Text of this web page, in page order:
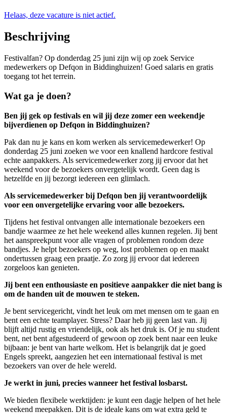
Helaas, deze vacature is niet actief.
Beschrijving
Festivalfan? Op donderdag 25 juni zijn wij op zoek Service
medewerkers op Defqon in Biddinghuizen! Goed salaris en gratis
toegang tot het terrein.
Wat ga je doen?
Ben jij gek op festivals en wil jij deze zomer een weekendje
bijverdienen op Defqon in Biddinghuizen?
Pak dan nu je kans en kom werken als servicemedewerker! Op
donderdag 25 juni zoeken we voor een knallend hardcore festival
echte aanpakkers. Als servicemedewerker zorg jij ervoor dat het
weekend voor de bezoekers onvergetelijk wordt. Geen dag is
hetzelfde en jij bezorgt iedereen een glimlach.
Als servicemedewerker bij Defqon ben jij verantwoordelijk
voor een onvergetelijke ervaring voor alle bezoekers.
Tijdens het festival ontvangen alle internationale bezoekers een
bandje waarmee ze het hele weekend alles kunnen regelen. Jij bent
het aanspreekpunt voor alle vragen of problemen rondom deze
bandjes. Je helpt bezoekers op weg, lost problemen op en maakt
ondertussen graag een praatje. Zo zorg jij ervoor dat iedereen
zorgeloos kan genieten.
Jij bent een enthousiaste en positieve aanpakker die niet bang is
om de handen uit de mouwen te steken.
Je bent servicegericht, vindt het leuk om met mensen om te gaan en
bent een echte teamplayer. Stress? Daar heb jij geen last van. Jij
blijft altijd rustig en vriendelijk, ook als het druk is. Of je nu student
bent, net bent afgestudeerd of gewoon op zoek bent naar een leuke
bijbaan: je bent van harte welkom. Het is belangrijk dat je goed
Engels spreekt, aangezien het een internationaal festival is met
bezoekers van over de hele wereld.
Je werkt in juni, precies wanneer het festival losbarst.
We bieden flexibele werktijden: je kunt een dagje helpen of het hele
weekend meepakken. Dit is de ideale kans om wat extra geld te